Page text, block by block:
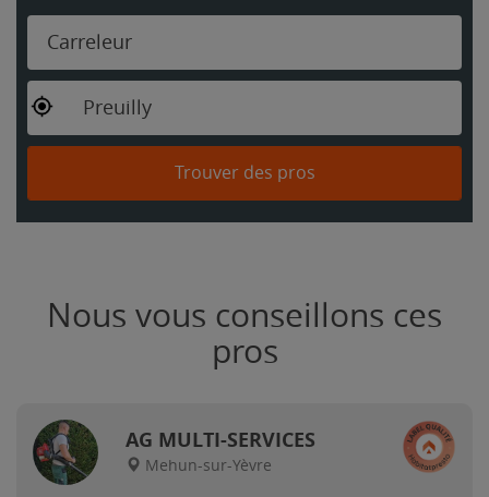
Carreleur
Preuilly
Trouver des pros
Nous vous conseillons ces
pros
AG MULTI-SERVICES
Mehun-sur-Yèvre